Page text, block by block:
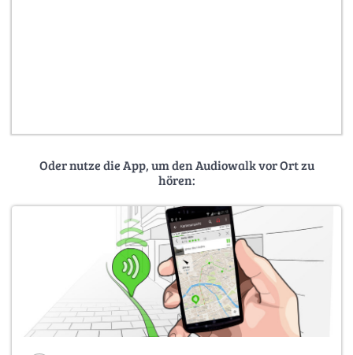
Oder nutze die App, um den Audiowalk vor Ort zu
hören: